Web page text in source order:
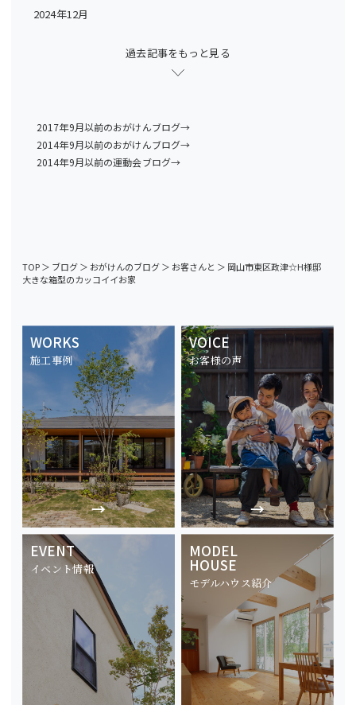
2024年12月
過去記事をもっと見る
2017年9月以前のおがけんブログ→
2014年9月以前のおがけんブログ→
2014年9月以前の運動会ブログ→
TOP＞ ブログ＞ おがけんのブログ＞ お客さんと ＞ 岡山市東区政津☆H様邸
大きな箱型のカッコイイお家
WORKS
施工事例
VOICE
お客様の声
EVENT
イベント情報
MODEL
HOUSE
モデルハウス紹介